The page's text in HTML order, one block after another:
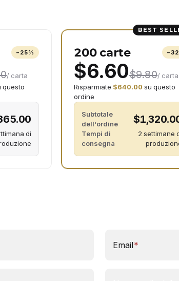
− 25%
/ carta
questo
di
BEST
200 carte −32
$6.60$9.80/ carta
Risparmiate $640.00 su questo
ordine
Subtotale
dell'ordine
Tempi di
consegna
2 settimane
Email*